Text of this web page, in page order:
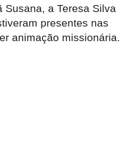
Susana, a Teresa Silva
presentes nas
animação missionária.